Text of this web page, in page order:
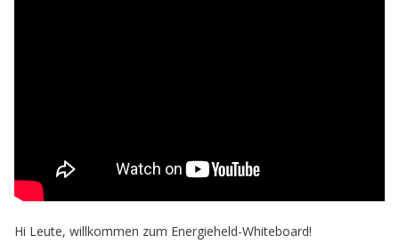
Hi Leute, willkommen zum Energieheld-Whiteboard!